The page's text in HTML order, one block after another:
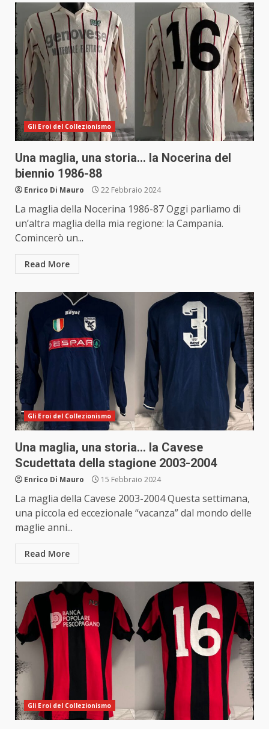
Gli Eroi del Collezionismo
Una maglia, una storia… la Nocerina del
biennio 1986-88
Enrico Di Mauro 22 Febbraio 2024
La maglia della Nocerina 1986-87 Oggi parliamo di
un’altra maglia della mia regione: la Campania.
Comincerò un...
Read More
Gli Eroi del Collezionismo
Una maglia, una storia… la Cavese
Scudettata della stagione 2003-2004
Enrico Di Mauro 15 Febbraio 2024
La maglia della Cavese 2003-2004 Questa settimana,
una piccola ed eccezionale “vacanza” dal mondo delle
maglie anni...
Read More
Gli Eroi del Collezionismo